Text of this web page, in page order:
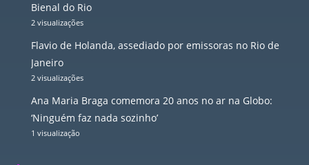
Bienal do Rio
2 visualizações
Flavio de Holanda, assediado por emissoras no Rio de
Janeiro
2 visualizações
Ana Maria Braga comemora 20 anos no ar na Globo:
‘Ninguém faz nada sozinho’
1 visualização